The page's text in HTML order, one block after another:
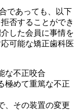
であっても、以下
否することができ
した会員に事情を
可能な矯正歯科医
な不正咬合
極めて重篤な不正
、その装置の変更